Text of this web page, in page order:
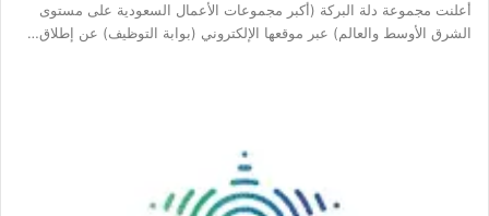
أعلنت مجموعة دلة البركة (أكبر مجموعات الأعمال السعودية على مستوى
الشرق الأوسط والعالم) عبر موقعها الإلكتروني (بوابة التوظيف) عن إطلاق…